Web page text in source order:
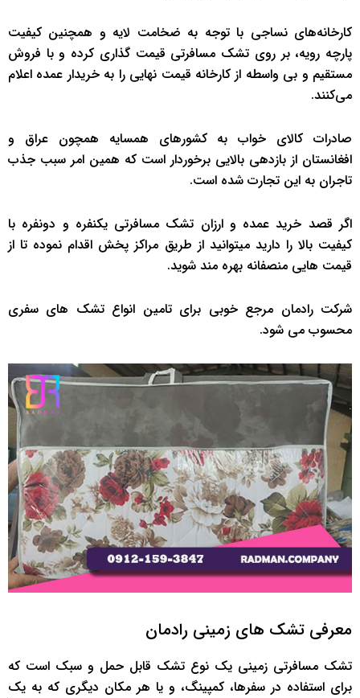
کارخانه‌های نساجی با توجه به ضخامت لایه و همچنین کیفیت
پارچه رویه، بر روی تشک مسافرتی قیمت گذاری کرده و با فروش
مستقیم و بی واسطه از کارخانه قیمت نهایی را به خریدار عمده اعلام
می‌کنند.
صادرات کالای خواب به کشورهای همسایه همچون عراق و
افغانستان از بازدهی بالایی برخوردار است که همین امر سبب جذب
تاجران به این تجارت شده است.
اگر قصد خرید عمده و ارزان تشک مسافرتی یکنفره و دونفره با
کیفیت بالا را دارید میتوانید از طریق مراکز پخش اقدام نموده تا از
قیمت هایی منصفانه بهره مند شوید.
شرکت رادمان مرجع خوبی برای تامین انواع تشک های سفری
محسوب می شود.
معرفی تشک های زمینی رادمان
تشک مسافرتی زمینی یک نوع تشک قابل حمل و سبک است که
برای استفاده در سفرها، کمپینگ، و یا هر مکان دیگری که به یک